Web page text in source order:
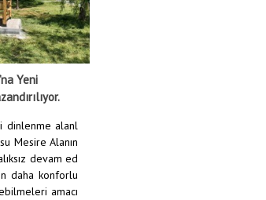
Yeni
dinlenme alanl
Mesire Alanın
devam ed
daha konforlu
amacı